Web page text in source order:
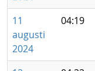
11
augusti
2024
04:19